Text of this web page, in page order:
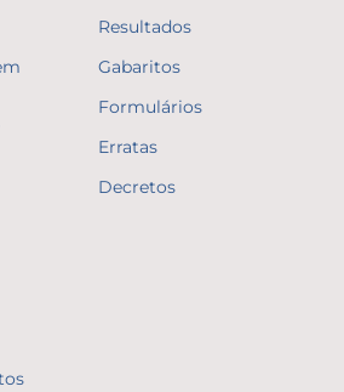
Resultados
Gabaritos
Formulários
Erratas
Decretos